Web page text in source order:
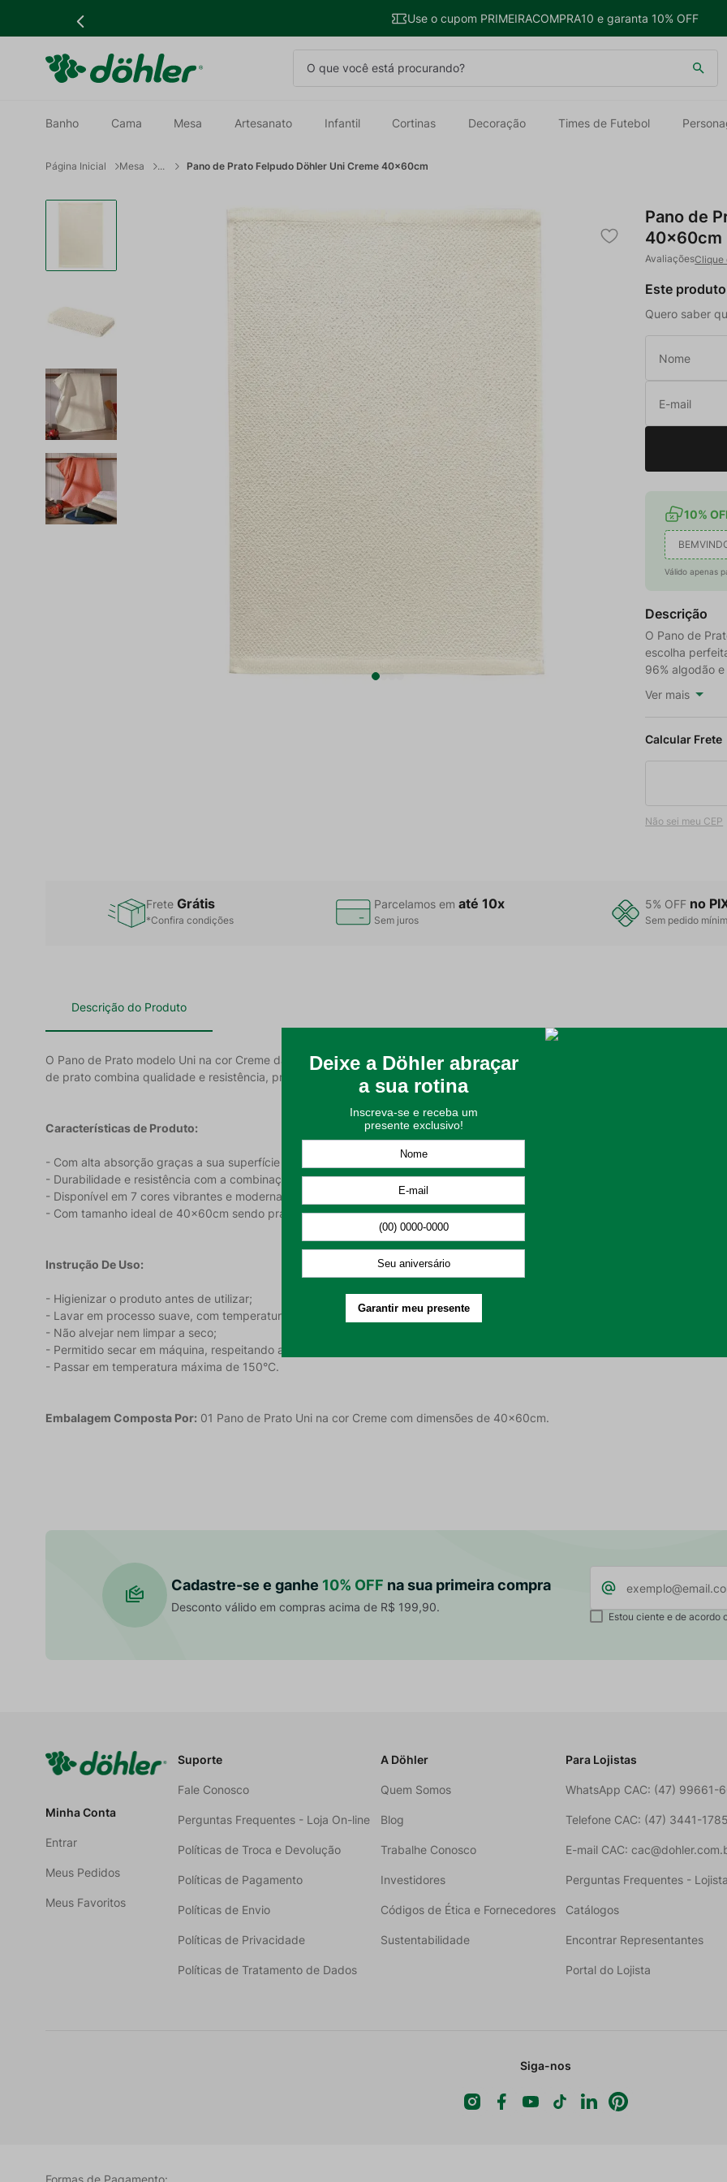
Use o cupom PRIMEIRACOMPRA10 e garanta 10% OFF
Banho Cama Mesa Artesanato Infantil Cortinas Decoração Times de Futebol
Mesa Pano de Prato Felpudo Döhler Uni Creme 40x60cm
Pano de
40x60cm
Clique
Este
Quero saber
10%
Válido apenas
Descrição
O Pano de
escolha
96% algodão
Ver mais
Não sei meu CEP
Frete Grátis
*Confira condições
Parcelamos ematé 10x
Sem juros
5% OFF no
Sem pedido
Descrição do Produto
O Pano de Prato modelo Uni na cor Creme da marca centenária Döhler é a escolha perfeita para quem busca praticidade e
de prato combina qualidade e resistência, proporcionando um produto durável e eficiente para o uso doméstico diário.
Características de Produto:
- Com alta absorção graças a sua superfície felpuda, sendo excelente para absorção de líquidos;
- Durabilidade e resistência com a combinação ideal de algodão e poliéster;
- Disponível em 7 cores vibrantes e modernas, permitindo que você escolha a opção que mais combina com a decoração da sua
- Com tamanho ideal de 40x60cm sendo prático e eficiente para a rotina na cozinha.
Instrução De Uso:
- Higienizar o produto antes de utilizar;
- Lavar em processo suave, com temperatura máxima de 60°C;
- Não alvejar nem limpar a seco;
- Permitido secar em máquina, respeitando a temperatura máxima de 60°C;
- Passar em temperatura máxima de 150°C.
Embalagem Composta Por: 01 Pano de Prato Uni na cor Creme com dimensões de 40x60cm.
Cadastre-se e ganhe 10% OFF na sua primeira compra
Desconto válido em compras acima de R$ 199,90.
Estou ciente e de acordo
Minha Conta
Entrar
Meus Pedidos
Meus Favoritos
Suporte
Fale Conosco
Perguntas Frequentes - Loja On-line
Políticas de Troca e Devolução
Políticas de Pagamento
Políticas de Envio
Políticas de Privacidade
Políticas de Tratamento de Dados
A Döhler
Quem Somos
Blog
Trabalhe Conosco
Investidores
Códigos de Ética e Fornecedores
Sustentabilidade
Para Lojistas
WhatsApp CAC: (47) 99661-
Telefone CAC: (47) 3441-1785
E-mail CAC:
Perguntas Frequentes -
Catálogos
Encontrar Representantes
Portal do Lojista
Siga-nos
Formas de Pagamento: